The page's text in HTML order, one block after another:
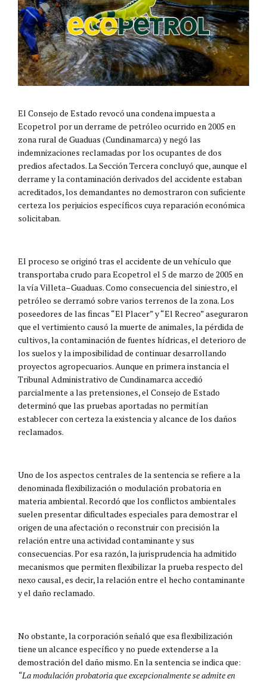
El Consejo de Estado revocó una condena impuesta a
Ecopetrol por un derrame de petróleo ocurrido en 2005 en
zona rural de Guaduas (Cundinamarca) y negó las
indemnizaciones reclamadas por los ocupantes de dos
predios afectados. La Sección Tercera concluyó que, aunque el
derrame y la contaminación derivados del accidente estaban
acreditados, los demandantes no demostraron con suficiente
certeza los perjuicios específicos cuya reparación económica
solicitaban.
El proceso se originó tras el accidente de un vehículo que
transportaba crudo para Ecopetrol el 5 de marzo de 2005 en
la vía Villeta–Guaduas. Como consecuencia del siniestro, el
petróleo se derramó sobre varios terrenos de la zona. Los
poseedores de las fincas “El Placer” y “El Recreo” aseguraron
que el vertimiento causó la muerte de animales, la pérdida de
cultivos, la contaminación de fuentes hídricas, el deterioro de
los suelos y la imposibilidad de continuar desarrollando
proyectos agropecuarios. Aunque en primera instancia el
Tribunal Administrativo de Cundinamarca accedió
parcialmente a las pretensiones, el Consejo de Estado
determinó que las pruebas aportadas no permitían
establecer con certeza la existencia y alcance de los daños
reclamados.
Uno de los aspectos centrales de la sentencia se refiere a la
denominada flexibilización o modulación probatoria en
materia ambiental. Recordó que los conflictos ambientales
suelen presentar dificultades especiales para demostrar el
origen de una afectación o reconstruir con precisión la
relación entre una actividad contaminante y sus
consecuencias. Por esa razón, la jurisprudencia ha admitido
mecanismos que permiten flexibilizar la prueba respecto del
nexo causal, es decir, la relación entre el hecho contaminante
y el daño reclamado.
No obstante, la corporación señaló que esa flexibilización
tiene un alcance específico y no puede extenderse a la
demostración del daño mismo. En la sentencia se indica que:
“La modulación probatoria que excepcionalmente se admite en